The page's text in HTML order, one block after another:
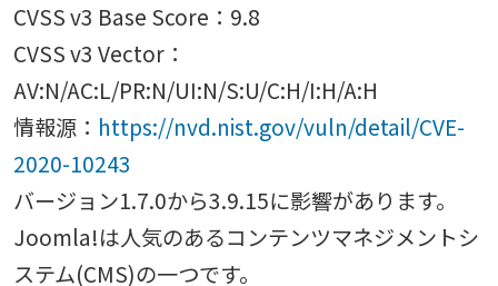
CVSS v3 Base Score：9.8
CVSS v3 Vector：
AV:N/AC:L/PR:N/UI:N/S:U/C:H/I:H/A:H
情報源： https://nvd.nist.gov/vuln/detail/CVE-
2020-10243
バージョン1.7.0から3.9.15に影響があります。
Joomla!は人気のあるコンテンツマネジメントシ
ステム(CMS)の一つです。